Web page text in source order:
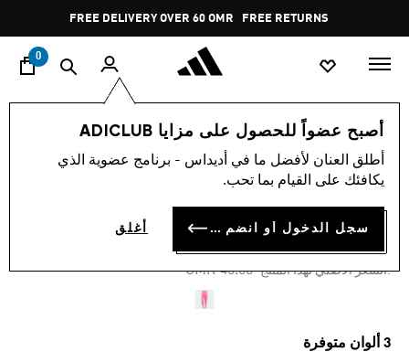
Pause
promotion
rotation
FREE DELIVERY OVER 60 OMR FREE RETURNS
0
أصبح عضواً للحصول على مزايا ADICLUB
أطلق العنان لأفضل ما في أديداس - برنامج عضوية الذي
يكافئك على القيام بما تحب.
سجل الدخول أو انضم الآن أغلق
الرجال ملابس
-60%
بنطال Z.N.E. PREMIUM
OMR 18.00
:السعر الأصلي لهذا المنتج Price reduced from
OMR 45.00
to
3 ألوان متوفرة